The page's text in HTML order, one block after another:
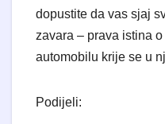
dopustite da vas sjaj
zavara – prava istina
automobilu krije se u
Podijeli: